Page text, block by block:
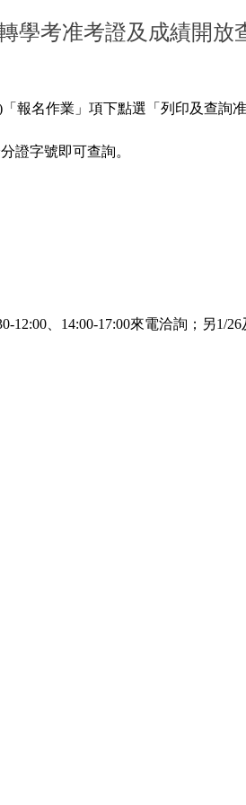
學考准考證及成績開
報名作業」項下點選「列印及查詢
證字號即可查詢。
、14:00-17:00來電洽詢；另1/